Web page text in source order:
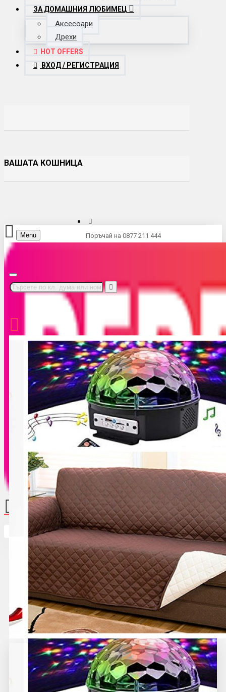
ЗА ДОМАШНИЯ ЛЮБИМЕЦ
Аксесоари
Дрехи
HOT OFFERS
ВХОД / РЕГИСТРАЦИЯ
ВАШАТА КОШНИЦА
Поръчай на 0877 211 444
Menu
Кутията ви е празна